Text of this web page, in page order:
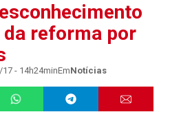
da reforma por
- 14h24minEmNotícias